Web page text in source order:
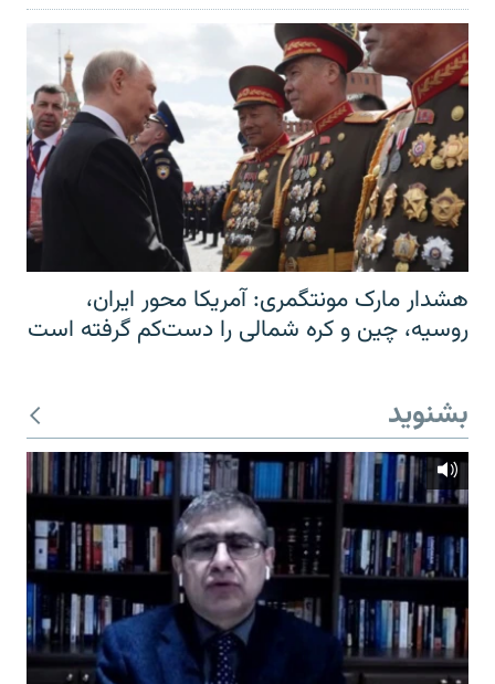
هشدار مارک مونتگمری: آمریکا محور ایران،
روسیه، چین و کره شمالی را دست‌کم گرفته است
بشنوید